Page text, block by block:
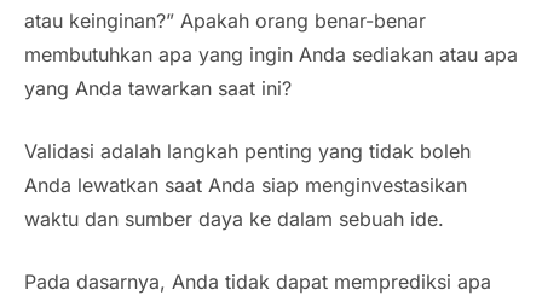
atau keinginan?” Apakah orang benar-benar
membutuhkan apa yang ingin Anda sediakan atau apa
yang Anda tawarkan saat ini?
Validasi adalah langkah penting yang tidak boleh
Anda lewatkan saat Anda siap menginvestasikan
waktu dan sumber daya ke dalam sebuah ide.
Pada dasarnya, Anda tidak dapat memprediksi apa